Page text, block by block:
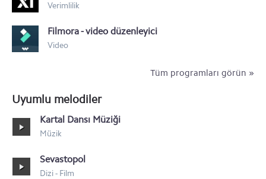
Motorola XT532
Motorola Nexus 6
Verimlilik
Filmora - video düzenleyici
Video
Tüm programları görün »
Uyumlu melodiler
Kartal Dansı Müziği
Müzik
Sevastopol
Dizi - Film